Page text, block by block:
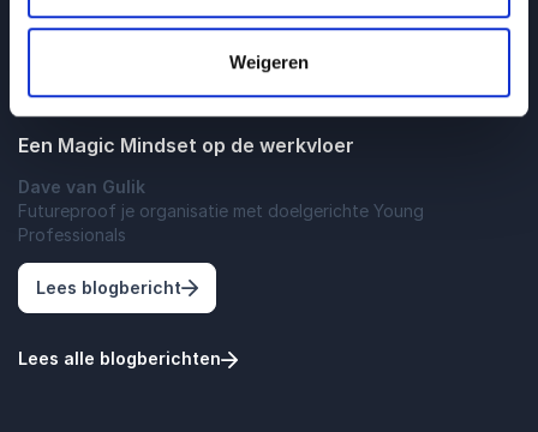
Weigeren
Een Magic Mindset op de werkvloer
Dave van Gulik
Futureproof je organisatie met doelgerichte Young
Professionals
Lees blogbericht: Een Magic Mindset op de werkvloer
Lees alle blogberichten